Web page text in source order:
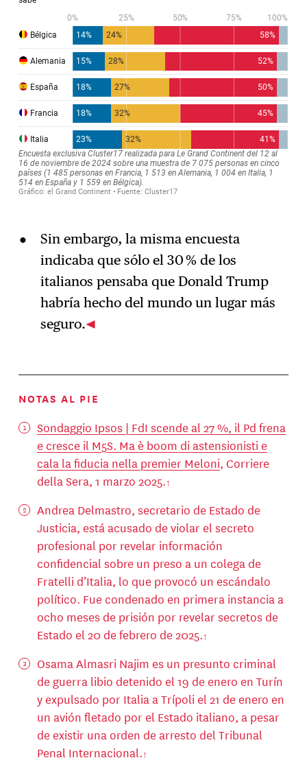
Sin embargo, la misma encuesta
indicaba que sólo el 30 % de los
italianos pensaba que Donald Trump
habría hecho del mundo un lugar más
seguro.
NOTAS AL PIE
Sondaggio Ipsos | FdI scende al 27 %, il Pd frena
e cresce il M5S. Ma è boom di astensionisti e
cala la fiducia nella premier Meloni, Corriere
della Sera, 1 marzo 2025.
Andrea Delmastro, secretario de Estado de
Justicia, está acusado de violar el secreto
profesional por revelar información
confidencial sobre un preso a un colega de
Fratelli d’Italia, lo que provocó un escándalo
político. Fue condenado en primera instancia a
ocho meses de prisión por revelar secretos de
Estado el 20 de febrero de 2025.
Osama Almasri Najim es un presunto criminal
de guerra libio detenido el 19 de enero en Turín
y expulsado por Italia a Trípoli el 21 de enero en
un avión fletado por el Estado italiano, a pesar
de existir una orden de arresto del Tribunal
Penal Internacional.